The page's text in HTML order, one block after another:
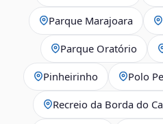
Parque Marajoara
Parque Oratório
Pinheirinho Polo
Recreio da Borda do